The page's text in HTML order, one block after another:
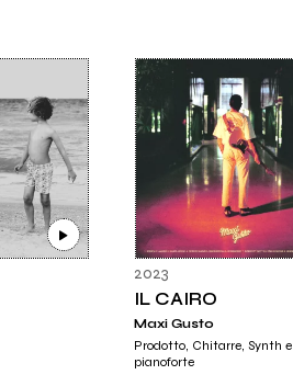
2023
IL CAIRO
Maxi Gusto
Prodotto, Chitarre, Synth e
pianoforte